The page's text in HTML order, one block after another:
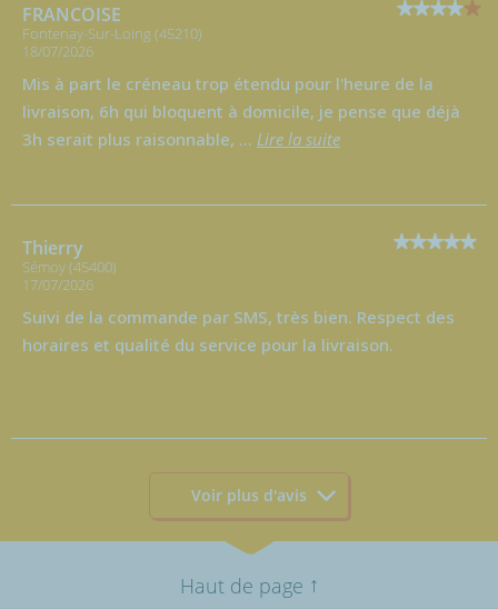
FRANCOISE
Fontenay-Sur-Loing (45210)
18/07/2026
Mis à part le créneau trop étendu pour l'heure de la
livraison, 6h qui bloquent à domicile, je pense que déjà
3h serait plus raisonnable, ... Lire la suite
Thierry
Sémoy (45400)
17/07/2026
Suivi de la commande par SMS, très bien. Respect des
horaires et qualité du service pour la livraison.
Voir plus d'avis
Haut de page ↑